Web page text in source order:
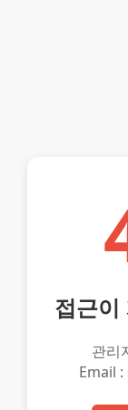
접근이
관리
Email